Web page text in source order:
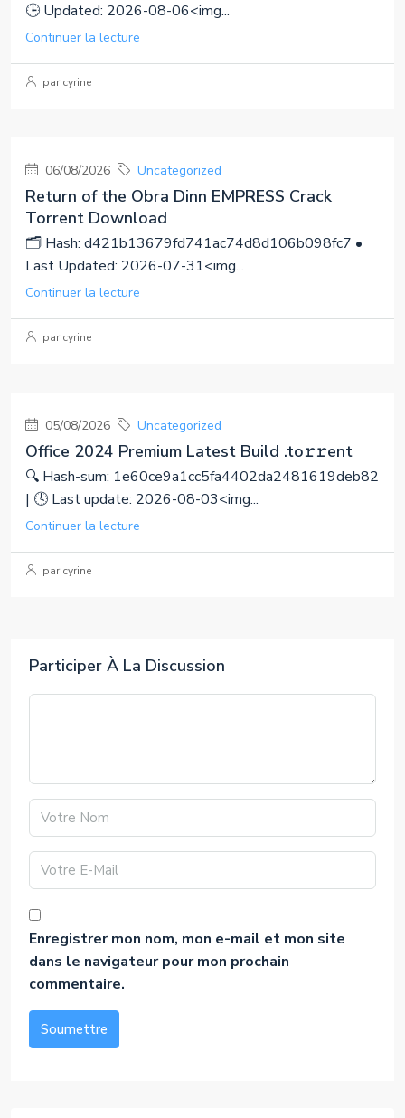
🕒 Updated: 2026-08-06<img...
Continuer la lecture
par cyrine
06/08/2026 Uncategorized
Return of the Obra Dinn EMPRESS Crack
Torrent Download
🗂 Hash: d421b13679fd741ac74d8d106b098fc7 •
Last Updated: 2026-07-31<img...
Continuer la lecture
par cyrine
05/08/2026 Uncategorized
Office 2024 Premium Latest Build .tо𝚛𝚛еnt
🔍 Hash-sum: 1e60ce9a1cc5fa4402da2481619deb82
| 🕓 Last update: 2026-08-03<img...
Continuer la lecture
par cyrine
Participer À La Discussion
Enregistrer mon nom, mon e-mail et mon site
dans le navigateur pour mon prochain
commentaire.
Soumettre